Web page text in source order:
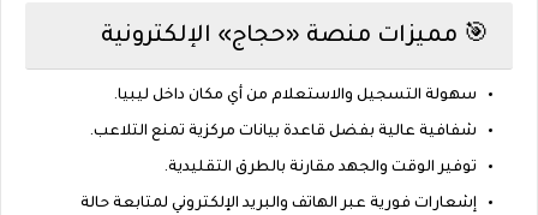
🎯 مميزات منصة «حجاج» الإلكترونية
سهولة التسجيل والاستعلام من أي مكان داخل ليبيا.
شفافية عالية بفضل قاعدة بيانات مركزية تمنع التلاعب.
توفير الوقت والجهد مقارنة بالطرق التقليدية.
إشعارات فورية عبر الهاتف والبريد الإلكتروني لمتابعة حالة